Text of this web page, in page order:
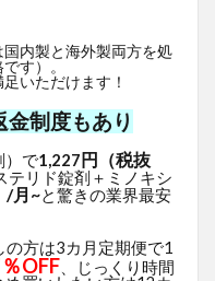
内製と海外製両方を処
す）。
いただけます！
制度もあり
）で1,227円（税抜
テリド錠剤＋ミノキシ
/月~と驚きの業界最安
方は3カ月定期便で1
OFF 、じっくり時間